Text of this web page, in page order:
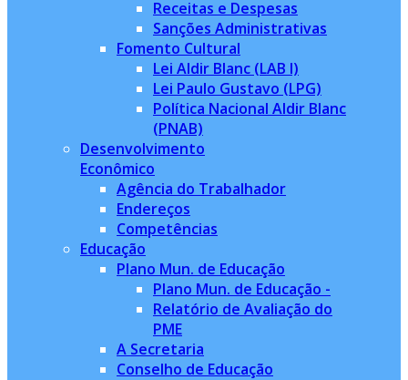
Receitas e Despesas
Sanções Administrativas
Fomento Cultural
Lei Aldir Blanc (LAB I)
Lei Paulo Gustavo (LPG)
Política Nacional Aldir Blanc
(PNAB)
Desenvolvimento
Econômico
Agência do Trabalhador
Endereços
Competências
Educação
Plano Mun. de Educação
Plano Mun. de Educação -
Relatório de Avaliação do
PME
A Secretaria
Conselho de Educação